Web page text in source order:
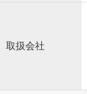
取扱会社